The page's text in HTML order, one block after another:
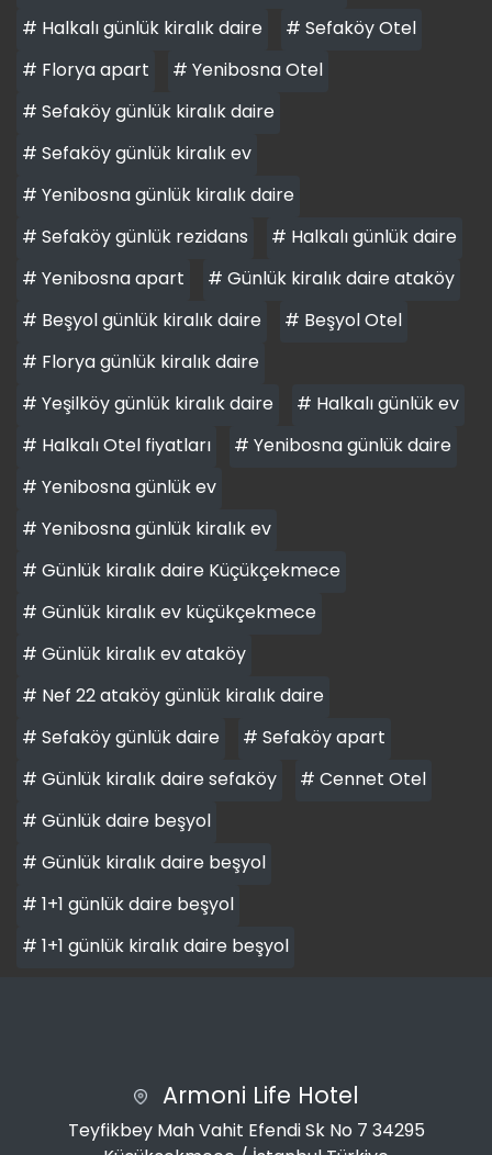
# Halkalı günlük kiralık daire
# Sefaköy Otel
# Florya apart
# Yenibosna Otel
# Sefaköy günlük kiralık daire
# Sefaköy günlük kiralık ev
# Yenibosna günlük kiralık daire
# Sefaköy günlük rezidans
# Halkalı günlük daire
# Yenibosna apart
# Günlük kiralık daire ataköy
# Beşyol günlük kiralık daire
# Beşyol Otel
# Florya günlük kiralık daire
# Yeşilköy günlük kiralık daire
# Halkalı günlük ev
# Halkalı Otel fiyatları
# Yenibosna günlük daire
# Yenibosna günlük ev
# Yenibosna günlük kiralık ev
# Günlük kiralık daire Küçükçekmece
# Günlük kiralık ev küçükçekmece
# Günlük kiralık ev ataköy
# Nef 22 ataköy günlük kiralık daire
# Sefaköy günlük daire
# Sefaköy apart
# Günlük kiralık daire sefaköy
# Cennet Otel
# Günlük daire beşyol
# Günlük kiralık daire beşyol
# 1+1 günlük daire beşyol
# 1+1 günlük kiralık daire beşyol
Armoni Life Hotel
Teyfikbey Mah Vahit Efendi Sk No 7 34295